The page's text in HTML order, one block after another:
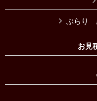
ぶらり
お見